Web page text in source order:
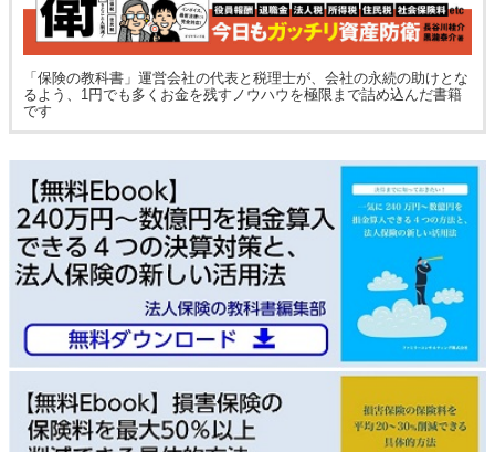
「保険の教科書」運営会社の代表と税理士が、会社の永続の助けとな
るよう、1円でも多くお金を残すノウハウを極限まで詰め込んだ書籍
です